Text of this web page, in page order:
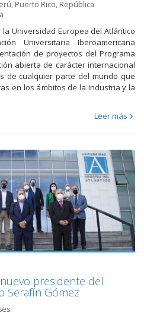
, Puerto Rico, República
Universidad Europea del Atlántico
Universitaria Iberoamericana
de proyectos del Programa
abierta de carácter internacional
de cualquier parte del mundo que
en los ámbitos de la Industria y la
Leer más
presidente del
Serafín Gómez